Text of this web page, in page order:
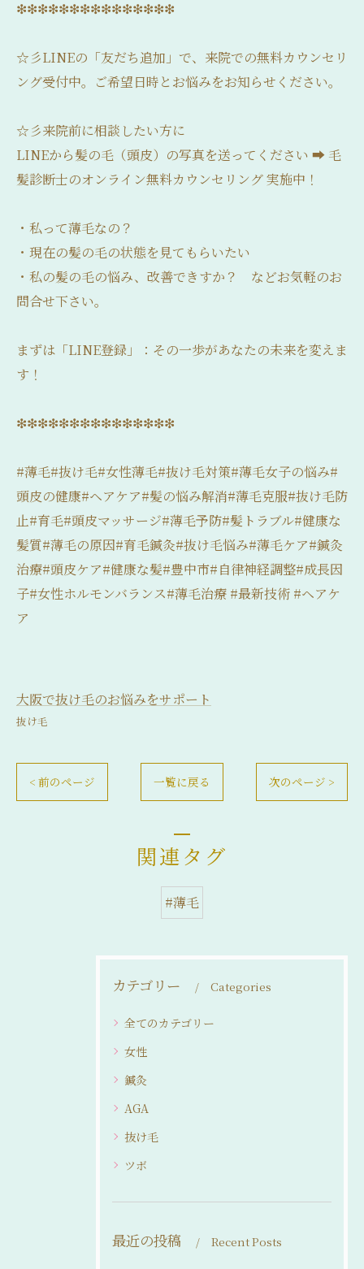
❇❇❇❇❇❇❇❇❇❇❇❇❇❇❇
☆彡LINEの「友だち追加」で、来院での無料カウンセリ
ング受付中。ご希望日時とお悩みをお知らせください。
☆彡来院前に相談したい方に
LINEから髪の毛（頭皮）の写真を送ってください ➡ 毛
髪診断士のオンライン無料カウンセリング 実施中！
・私って薄毛なの？
・現在の髪の毛の状態を見てもらいたい
・私の髪の毛の悩み、改善できすか？ などお気軽のお
問合せ下さい。
まずは「LINE登録」：その一歩があなたの未来を変えま
す！
❇❇❇❇❇❇❇❇❇❇❇❇❇❇❇
#薄毛#抜け毛#女性薄毛#抜け毛対策#薄毛女子の悩み#
頭皮の健康#ヘアケア#髪の悩み解消#薄毛克服#抜け毛防
止#育毛#頭皮マッサージ#薄毛予防#髪トラブル#健康な
髪質#薄毛の原因#育毛鍼灸#抜け毛悩み#薄毛ケア#鍼灸
治療#頭皮ケア#健康な髪#豊中市#自律神経調整#成長因
子#女性ホルモンバランス#薄毛治療 #最新技術 #ヘアケ
ア
大阪で抜け毛のお悩みをサポート
抜け毛
< 前のページ 一覧に戻る 次のページ >
関連タグ
#薄毛
カテゴリー Categories
全てのカテゴリー
女性
鍼灸
AGA
抜け毛
ツボ
最近の投稿 Recent Posts